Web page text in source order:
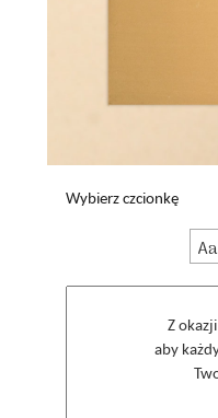
Wybierz czcionkę
Aa